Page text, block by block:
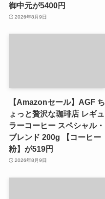
御中元が5400円
2026年8月9日
【Amazonセール】AGF ち
ょっと贅沢な珈琲店 レギュ
ラーコーヒー スペシャル・
ブレンド 200g 【コーヒー
粉】が519円
2026年8月9日